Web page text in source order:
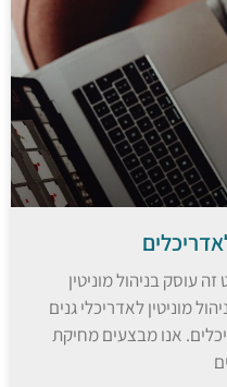
זה עוסק בניהול מוניטין
מוניטין לאדריכלי גנים
אנו מבצעים מחיקת